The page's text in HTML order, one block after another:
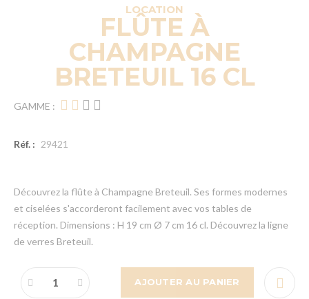
LOCATION
FLÛTE À
CHAMPAGNE
BRETEUIL 16 CL
GAMME :
Réf. : 29421
Découvrez la flûte à Champagne Breteuil. Ses formes modernes
et ciselées s'accorderont facilement avec vos tables de
réception. Dimensions : H 19 cm Ø 7 cm 16 cl. Découvrez la ligne
de verres Breteuil.
AJOUTER AU PANIER